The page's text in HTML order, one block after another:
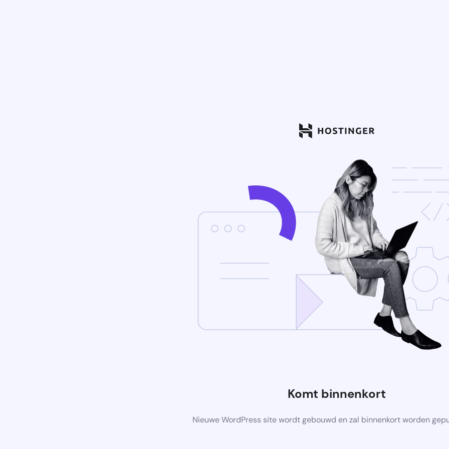
Komt binnenkort
Nieuwe WordPress site wordt gebouwd en zal binnenkort worden